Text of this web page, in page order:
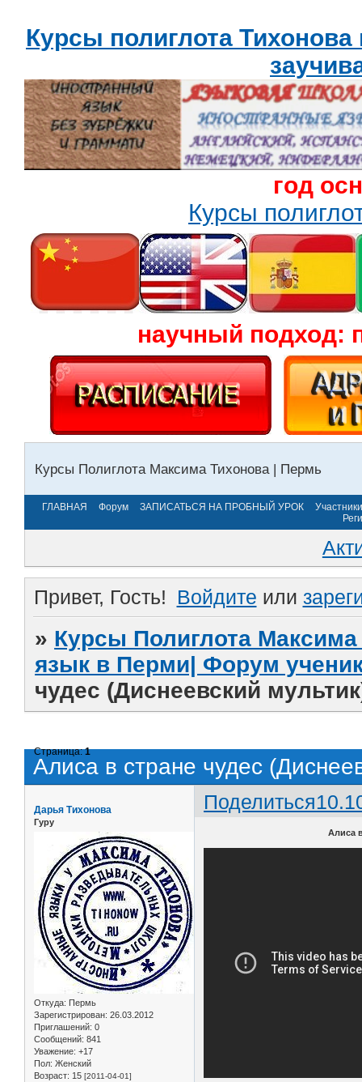
Курсы полиглота
год
Курсы
научный подход:
Курсы Полиглота Максима Тихонова | Пермь
ГЛАВНАЯ Форум ЗАПИСАТЬСЯ НА ПРОБНЫЙ УРОК
Участники
Привет, Гость! Войдите или
» Курсы Полиглота
язык в Перми| Форум
чудес (Диснеевский
Алиса в стране чудес
Страница:1
Поделиться
Дарья Тихонова
Гуру
Откуда: Пермь
Зарегистрирован: 26.03.2012
Приглашений: 0
Сообщений: 841
Уважение: +17
Пол: Женский
Возраст: 15 [2011-04-01]
Алиса